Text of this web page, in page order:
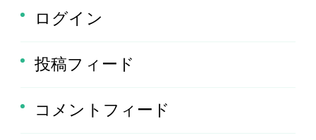
ログイン
投稿フィード
コメントフィード